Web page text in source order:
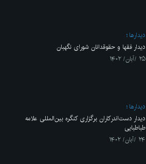
ديدارها
دیدار فقها و حقوقدانان شورای نگهبان
۲۵ /آبان/ ۱۴۰۲
ديدارها
دیدار دست‌اندرکاران برگزاری کنگره بین‌المللی علامه
طباطبایی
۲۴ /آبان/ ۱۴۰۲